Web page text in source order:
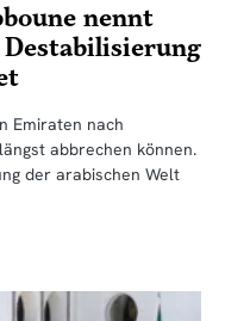
nennt
Emiraten nach
abbrechen können.
der arabischen Welt